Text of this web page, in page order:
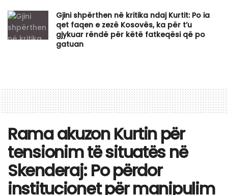
Gjini shpërthen në kritika ndaj Kurtit: Po ia
qet faqen e zezë Kosovës, ka për t’u
gjykuar rëndë për këtë fatkeqësi që po
gatuan
Rama akuzon Kurtin për
tensionim të situatës në
Skenderaj: Po përdor
institucionet për manipulim